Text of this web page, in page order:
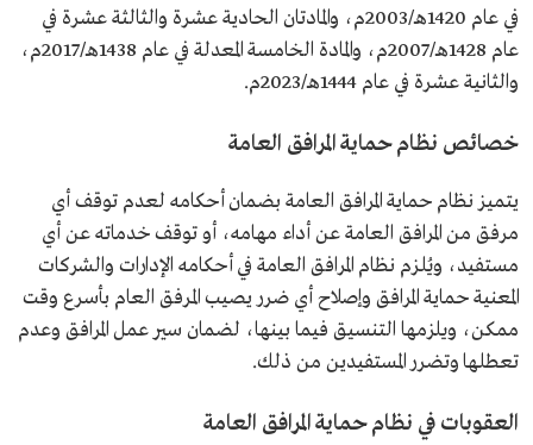
في عام 1420هـ/2003م، والمادتان الحادية عشرة والثالثة عشرة في
عام 1428هـ/2007م، والمادة الخامسة المعدلة في عام 1438هـ/2017م،
والثانية عشرة في عام 1444هـ/2023م.
خصائص نظام حماية المرافق العامة
يتميز نظام حماية المرافق العامة بضمان أحكامه لعدم توقف أي
مرفق من المرافق العامة عن أداء مهامه، أو توقف خدماته عن أي
مستفيد، ويُلزم نظام المرافق العامة في أحكامه الإدارات والشركات
المعنية حماية المرافق وإصلاح أي ضرر يصيب المرفق العام بأسرع وقت
ممكن، ويلزمها التنسيق فيما بينها، لضمان سير عمل المرافق وعدم
تعطلها وتضرر المستفيدين من ذلك.
العقوبات في نظام حماية المرافق العامة